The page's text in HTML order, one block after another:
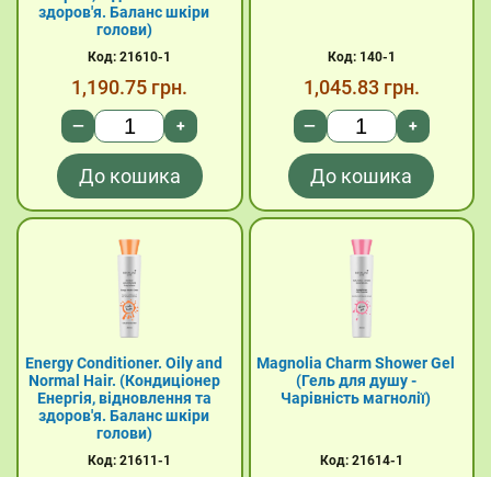
здоров'я. Баланс шкіри
голови)
Код: 21610-1
1,190.75 грн.
— +
До кошика
Код: 140-1
1,045.83 грн.
— +
До кошика
Energy Conditioner. Oily and
Normal Hair. (Кондиціонер
Енергія, відновлення та
здоров'я. Баланс шкіри
голови)
Код: 21611-1
Magnolia Charm Shower Gel
(Гель для душу -
Чарівність магнолії)
Код: 21614-1